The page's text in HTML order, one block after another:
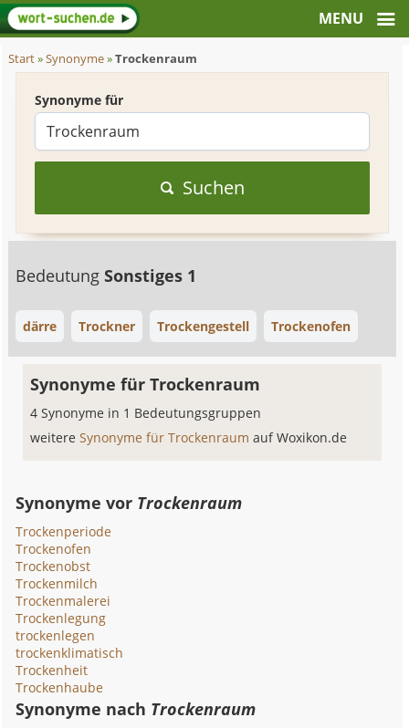
Start»Synonyme»Trockenraum
Synonyme für
Suchen
BedeutungSonstiges 1
därre Trockner Trockengestell Trockenofen
Synonyme für Trockenraum
4 Synonyme in 1 Bedeutungsgruppen
weitereSynonyme für Trockenraumauf Woxikon.de
Synonyme vor Trockenraum
Trockenperiode
Trockenofen
Trockenobst
Trockenmilch
Trockenmalerei
Trockenlegung
trockenlegen
trockenklimatisch
Trockenheit
Trockenhaube
Synonyme nach Trockenraum